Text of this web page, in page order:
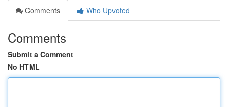
Comments
Who Upvoted
Comments
Submit a Comment
No HTML